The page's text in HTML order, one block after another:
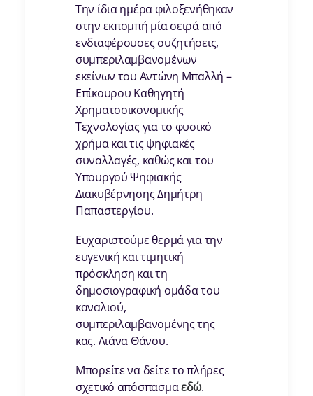
Την ίδια ημέρα φιλοξενήθηκαν
στην εκπομπή μία σειρά από
ενδιαφέρουσες συζητήσεις,
συμπεριλαμβανομένων
εκείνων του Αντώνη Μπαλλή –
Επίκουρου Καθηγητή
Χρηματοοικονομικής
Τεχνολογίας για το φυσικό
χρήμα και τις ψηφιακές
συναλλαγές, καθώς και του
Υπουργού Ψηφιακής
Διακυβέρνησης Δημήτρη
Παπαστεργίου.
Ευχαριστούμε θερμά για την
ευγενική και τιμητική
πρόσκληση και τη
δημοσιογραφική ομάδα του
καναλιού,
συμπεριλαμβανομένης της
κας. Λιάνα Θάνου.
Μπορείτε να δείτε το πλήρες
σχετικό απόσπασμαεδώ.